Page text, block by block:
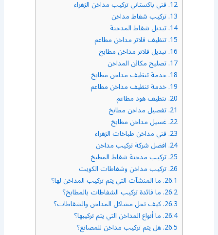
12. فني باكستاني تركيب مداخن الزهراء
13. تركيب شفاط مداخن
14. تبديل شفاط المدخنة
15. تنظيف فلاتر مداخن مطاعم
16. تبديل فلاتر مداخن مطابخ
17. تصليح مكائن المداخن
18. خدمة تنظيف مداخن مطابخ
19. خدمة تنظيف مداخن مطاعم
20. تنظيف هود مطاعم
21. تفصيل مداخن مطابخ
22. غسيل مداخن مطابخ
23. فني مداخن طباخات الزهراء
24. افضل شركة تركيب مداخن
25. تركيب مدخنة شفاط المطبخ
26. تركيب مداخن وشفاطات الكويت
26.1. ما المنشآت التي يتم تركيب المداخن لها؟
26.2. ما فائدة تركيب الشفاطات بالمطابخ؟
26.3. كيف نحل مشاكل المداخن والشفاطات؟
26.4. ما أنواع المداخن التي يتم تركيبها؟
26.5. هل يتم تركيب مداخن للمصانع؟